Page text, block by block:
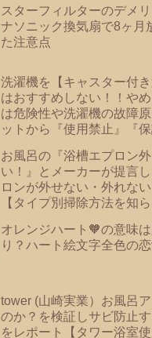
スターフィルターのデメ
ナソニック換気扇で8ヶ月
た注意点
洗濯機を【キャスター付
はおすすめしない！！や
は危険性や洗濯機の故障
ットから『使用禁止』『
外！後悔しない為に知っ
パンのタイプ】を紹介
お風呂の『浴槽エプロン
い！』とメーカーが提言
ロンが外せない・外れな
【タイプ別掃除方法を知
バーあり｜TOTO・リクシ
｜
オレンジハート🧡の意味
り？ハート絵文字全色の
tower (山崎実業）お風呂
のか？を検証しサビ防止
をレポート【タワー浴室